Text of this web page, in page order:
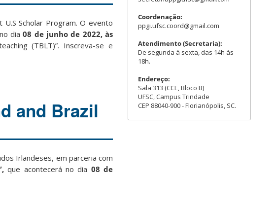
Scholar Program. O evento
dia08 de junho de 2022, às
(TBLT)”. Inscreva-se e
and Brazil
Irlandeses, em parceria com
que acontecerá no dia 08 de
Coordenação:
ppgi.ufsc.coord@gmail.com
Atendimento (Secretaria):
De segunda à sexta, das 14h às
18h.
Endereço:
Sala 313 (CCE, Bloco B)
UFSC, Campus Trindade
CEP 88040-900 - Florianópolis, SC.